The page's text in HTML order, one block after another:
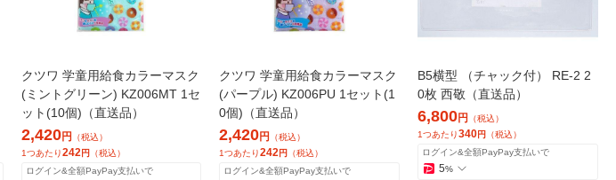
クツワ 学童用給食カラーマスク
(ミントグリーン) KZ006MT 1セ
ット(10個)（直送品）
2,420円 （税込）
1つあたり242 円 （税込）
ログイン&全額PayPay支払いで
クツワ 学童用給食カラーマスク
(パープル) KZ006PU 1セット(1
0個)（直送品）
2,420円
（税込）
1つあたり242 円
（税込）
ログイン&全額PayPay支払いで
B5横型 （チャック付） RE-2 2
0枚 西敬（直送品）
6,800円
（税込）
1つあたり340円
（税込）
ログイン&全額PayPay支払いで
5%